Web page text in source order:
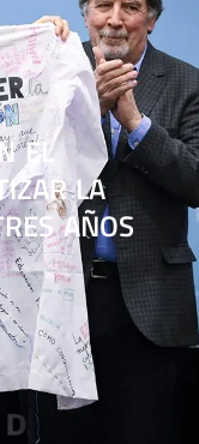
EL
LA
AÑOS